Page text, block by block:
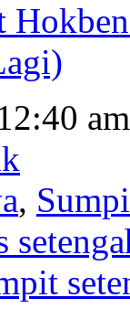
am
,